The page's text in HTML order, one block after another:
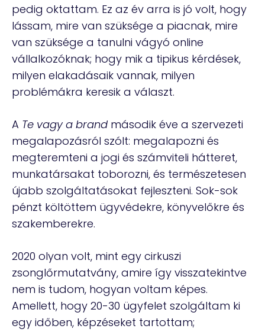
pedig oktattam. Ez az év arra is jó volt, hogy
lássam, mire van szüksége a piacnak, mire
van szüksége a tanulni vágyó online
vállalkozóknak; hogy mik a tipikus kérdések,
milyen elakadásaik vannak, milyen
problémákra keresik a választ.
A Te vagy a brand második éve a szervezeti
megalapozásról szólt: megalapozni és
megteremteni a jogi és számviteli hátteret,
munkatársakat toborozni, és természetesen
újabb szolgáltatásokat fejleszteni. Sok-sok
pénzt költöttem ügyvédekre, könyvelőkre és
szakemberekre.
2020 olyan volt, mint egy cirkuszi
zsonglőrmutatvány, amire így visszatekintve
nem is tudom, hogyan voltam képes.
Amellett, hogy 20-30 ügyfelet szolgáltam ki
egy időben, képzéseket tartottam;